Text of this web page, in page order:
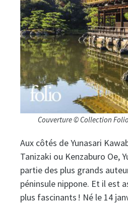
Couverture © Collection
Aux côtés de Yunasari
Tanizaki ou Kenzaburo Oe,
partie des plus grands
péninsule nippone. Et il est
plus fascinants ! Né le 14